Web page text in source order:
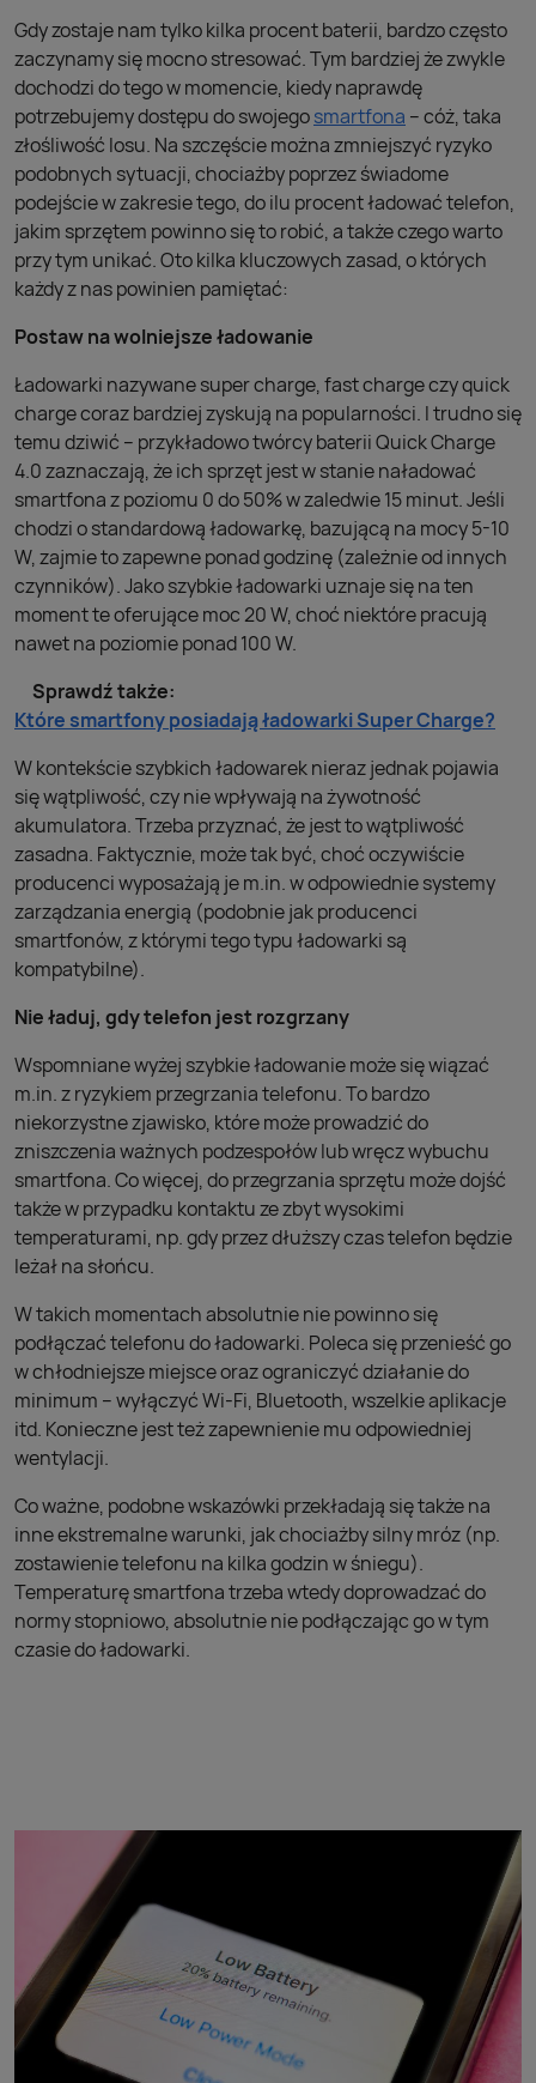
Gdy zostaje nam tylko kilka procent baterii, bardzo często
zaczynamy się mocno stresować. Tym bardziej że zwykle
dochodzi do tego w momencie, kiedy naprawdę
potrzebujemy dostępu do swojegosmartfona – cóż, taka
złośliwość losu. Na szczęście można zmniejszyć ryzyko
podobnych sytuacji, chociażby poprzez świadome
podejście w zakresie tego, do ilu procent ładować telefon,
jakim sprzętem powinno się to robić, a także czego warto
przy tym unikać. Oto kilka kluczowych zasad, o których
każdy z nas powinien pamiętać:
Postaw na wolniejsze ładowanie
Ładowarki nazywane super charge, fast charge czy quick
charge coraz bardziej zyskują na popularności. I trudno się
temu dziwić – przykładowo twórcy baterii Quick Charge
4.0 zaznaczają, że ich sprzęt jest w stanie naładować
smartfona z poziomu 0 do 50% w zaledwie 15 minut. Jeśli
chodzi o standardową ładowarkę, bazującą na mocy 5-10
W, zajmie to zapewne ponad godzinę (zależnie od innych
czynników). Jako szybkie ładowarki uznaje się na ten
moment te oferujące moc 20 W, choć niektóre pracują
nawet na poziomie ponad 100 W.
Sprawdź także:
Które smartfony posiadają ładowarki Super Charge?
W kontekście szybkich ładowarek nieraz jednak pojawia
się wątpliwość, czy nie wpływają na żywotność
akumulatora. Trzeba przyznać, że jest to wątpliwość
zasadna. Faktycznie, może tak być, choć oczywiście
producenci wyposażają je m.in. w odpowiednie systemy
zarządzania energią (podobnie jak producenci
smartfonów, z którymi tego typu ładowarki są
kompatybilne).
Nie ładuj, gdy telefon jest rozgrzany
Wspomniane wyżej szybkie ładowanie może się wiązać
m.in. z ryzykiem przegrzania telefonu. To bardzo
niekorzystne zjawisko, które może prowadzić do
zniszczenia ważnych podzespołów lub wręcz wybuchu
smartfona. Co więcej, do przegrzania sprzętu może dojść
także w przypadku kontaktu ze zbyt wysokimi
temperaturami, np. gdy przez dłuższy czas telefon będzie
leżał na słońcu.
W takich momentach absolutnie nie powinno się
podłączać telefonu do ładowarki. Poleca się przenieść go
w chłodniejsze miejsce oraz ograniczyć działanie do
minimum – wyłączyć Wi-Fi, Bluetooth, wszelkie aplikacje
itd. Konieczne jest też zapewnienie mu odpowiedniej
wentylacji.
Co ważne, podobne wskazówki przekładają się także na
inne ekstremalne warunki, jak chociażby silny mróz (np.
zostawienie telefonu na kilka godzin w śniegu).
Temperaturę smartfona trzeba wtedy doprowadzać do
normy stopniowo, absolutnie nie podłączając go w tym
czasie do ładowarki.